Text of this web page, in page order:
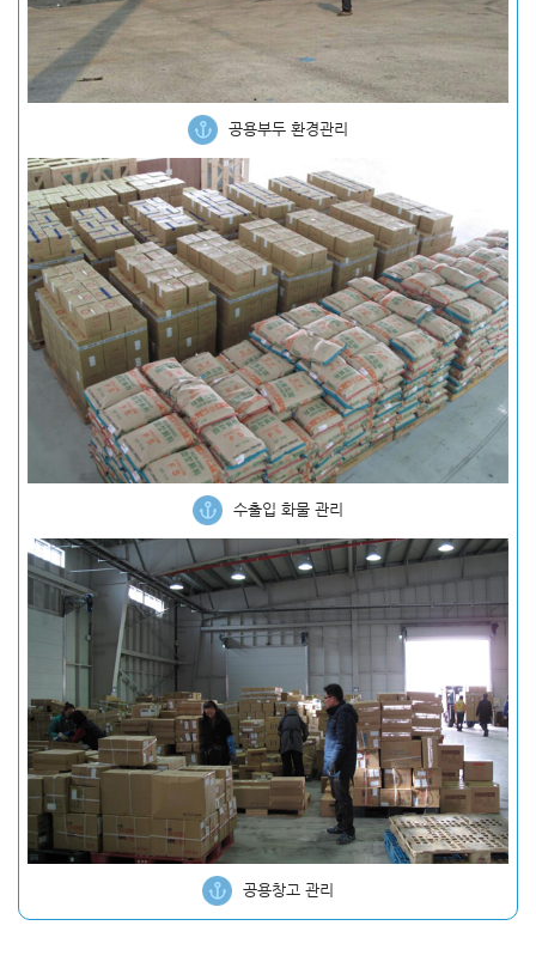
공용부두 환경관리
수출입 화물 관리
공용창고 관리